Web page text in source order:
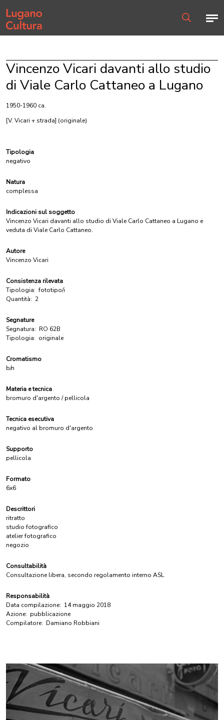
Home page
Vincenzo Vicari davanti allo studio
di Viale Carlo Cattaneo a Lugano
1950-1960 ca.
[V. Vicari + strada] (originale)
Tipologia
negativo
Natura
complessa
Indicazioni sul soggetto
Vincenzo Vicari davanti allo studio di Viale Carlo Cattaneo a Lugano e
veduta di Viale Carlo Cattaneo.
Autore
Vincenzo Vicari
Consistenza rilevata
Tipologia: fototipo/i
Quantità: 2
Segnature
Segnatura: RO 62B
Tipologia: originale
Cromatismo
b/n
Materia e tecnica
bromuro d'argento / pellicola
Tecnica esecutiva
negativo al bromuro d'argento
Supporto
pellicola
Formato
6x6
Descrittori
ritratto
studio fotografico
atelier fotografico
negozio
Consultabilità
Consultazione libera, secondo regolamento interno ASL
Responsabilità
Data compilazione: 14 maggio 2018
Azione: pubblicazione
Compilatore: Damiano Robbiani